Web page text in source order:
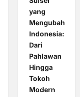
yang
Mengubah
Indonesia:
Dari
Pahlawan
Hingga
Tokoh
Modern